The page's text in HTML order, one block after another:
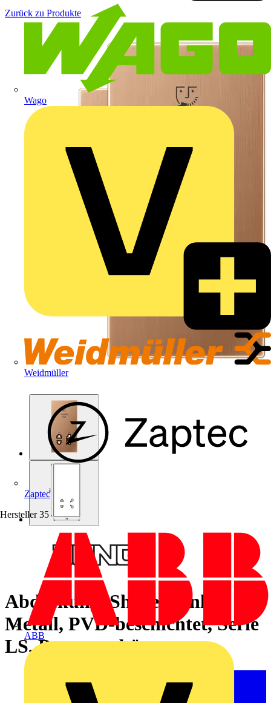
Wago
Weidmüller
Zaptec
Hersteller 35
ABB
Zurück zu Produkte
Abdeckung, Shavers only,
Metall, PVD-beschichtet, Serie
LS, Bronze gebürstet